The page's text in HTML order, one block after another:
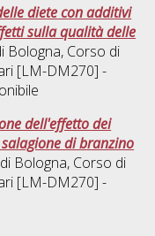
diete con additivi
sulla qualità delle
Bologna, Corso di
[LM-DM270] -
dell'effetto dei
di branzino
Bologna, Corso di
[LM-DM270] -